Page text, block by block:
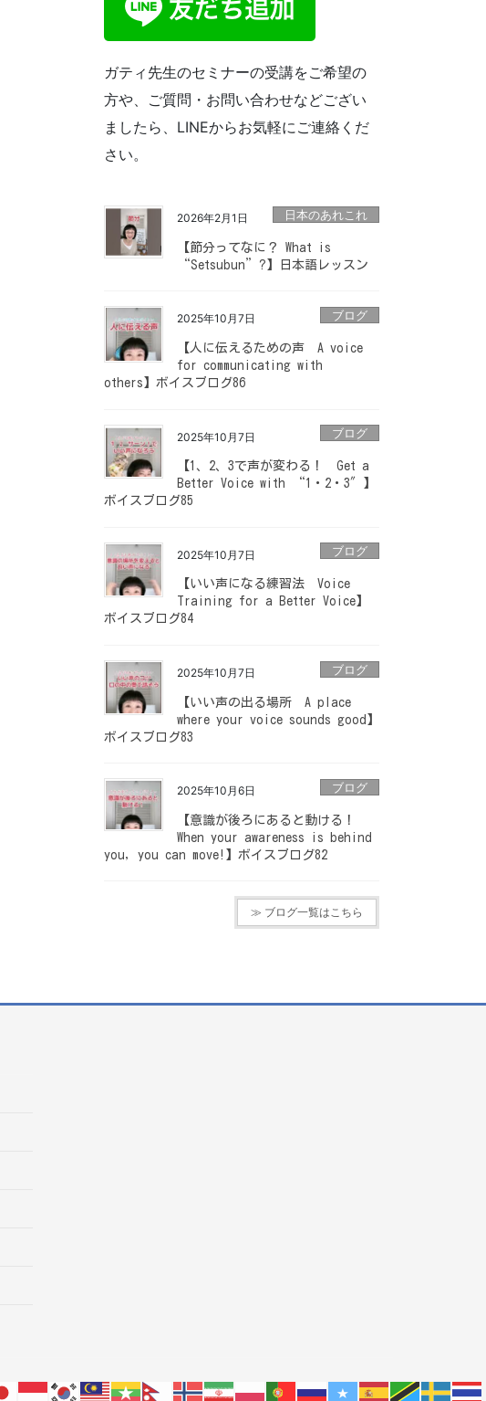
ガティ先生のセミナーの受講をご希望の
方や、ご質問・お問い合わせなどござい
ましたら、LINEからお気軽にご連絡くだ
さい。
2026年2月1日 日本のあれこれ
【節分ってなに？ What is
“Setsubun”?】日本語レッスン
2025年10月7日 ブログ
【人に伝えるための声 A voice
for communicating with
others】ボイスブログ86
2025年10月7日 ブログ
【1、2、3で声が変わる！ Get a
Better Voice with “1・2・3″】
ボイスブログ85
2025年10月7日 ブログ
【いい声になる練習法 Voice
Training for a Better Voice】
ボイスブログ84
2025年10月7日 ブログ
【いい声の出る場所 A place
where your voice sounds good】
ボイスブログ83
2025年10月6日 ブログ
【意識が後ろにあると動ける！
When your awareness is behind
you, you can move!】ボイスブログ82
≫ ブログ一覧はこちら